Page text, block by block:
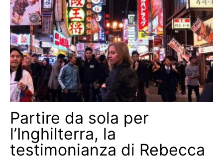
Partire da sola per
l’Inghilterra, la
testimonianza di Rebecca